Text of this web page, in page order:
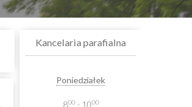
Kancelaria parafialna
Poniedziałek
800- 1000